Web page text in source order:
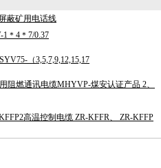
蔽矿用电话线
＊4＊7/0.37
（3,5,7,9,12,15,17
阻燃通讯电缆MHYVP-煤安认证产品 2、
高温控制电缆 ZR-KFFR、 ZR-KFFP